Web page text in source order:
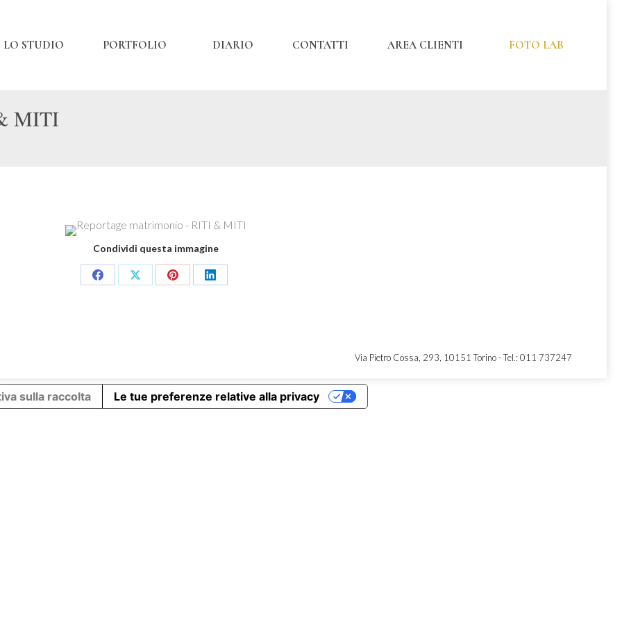
LO STUDIO PORTFOLIO DIARIO CONTATTI AREA CLIENTI FOTO LAB
MITI
Condividi questa immagine
Share
Share
Share
Share
Via Pietro Cossa, 293, 10151 Torino -Tel.: 011 737247
sulla raccolta Le tue preferenze relative alla privacy